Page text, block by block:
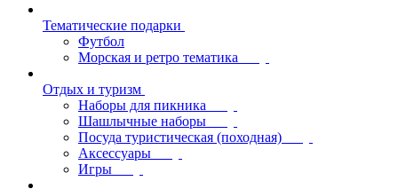
Тематические подарки
Футбол
Морская и ретро тематика
Отдых и туризм
Наборы для пикника
Шашлычные наборы
Посуда туристическая (походная)
Аксессуары
Игры